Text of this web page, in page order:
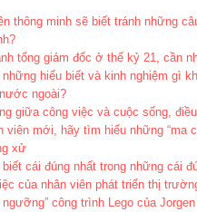
thông minh sẽ biết tránh những
tổng giám đốc ở thế kỷ 21, cần
những hiểu biết và kinh nghiệm gì
ngoài?
giữa công việc và cuộc sống,
viên mới, hãy tìm hiểu những “ma
xử
biết cái đúng nhất trong những cái
của nhân viên phát triển thị
ngưỡng” công trình Lego của